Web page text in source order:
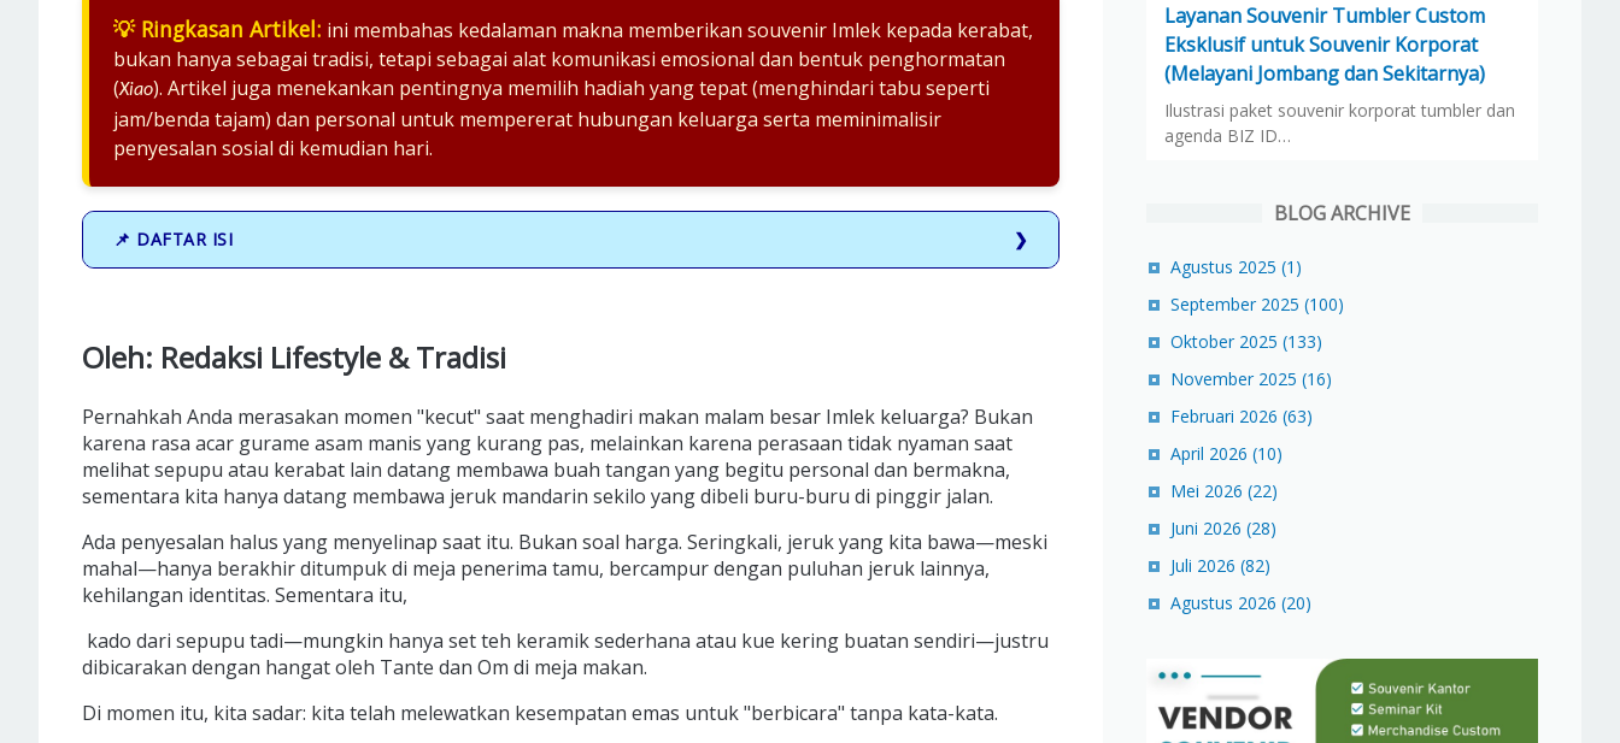
💡 Ringkasan Artikel: ini membahas kedalaman makna memberikan souvenir Imlek kepada kerabat,
bukan hanya sebagai tradisi, tetapi sebagai alat komunikasi emosional dan bentuk penghormatan
(Xiao). Artikel juga menekankan pentingnya memilih hadiah yang tepat (menghindari tabu seperti
jam/benda tajam) dan personal untuk mempererat hubungan keluarga serta meminimalisir
penyesalan sosial di kemudian hari.
📌 DAFTAR ISI
Oleh: Redaksi Lifestyle & Tradisi
Pernahkah Anda merasakan momen "kecut" saat menghadiri makan malam besar Imlek keluarga? Bukan
karena rasa acar gurame asam manis yang kurang pas, melainkan karena perasaan tidak nyaman saat
melihat sepupu atau kerabat lain datang membawa buah tangan yang begitu personal dan bermakna,
sementara kita hanya datang membawa jeruk mandarin sekilo yang dibeli buru-buru di pinggir jalan.
Ada penyesalan halus yang menyelinap saat itu. Bukan soal harga. Seringkali, jeruk yang kita bawa—meski
mahal—hanya berakhir ditumpuk di meja penerima tamu, bercampur dengan puluhan jeruk lainnya,
kehilangan identitas. Sementara itu,
kado dari sepupu tadi—mungkin hanya set teh keramik sederhana atau kue kering buatan sendiri—justru
dibicarakan dengan hangat oleh Tante dan Om di meja makan.
Di momen itu, kita sadar: kita telah melewatkan kesempatan emas untuk "berbicara" tanpa kata-kata.
Layanan Souvenir Tumbler Custom
Eksklusif untuk Souvenir Korporat
(Melayani Jombang dan Sekitarnya)
Ilustrasi paket souvenir korporat tumbler dan
agenda BIZ ID…
BLOG ARCHIVE
Agustus 2025(1)
September 2025(100)
Oktober 2025(133)
November 2025(16)
Februari 2026(63)
April 2026(10)
Mei 2026(22)
Juni 2026(28)
Juli 2026(82)
Agustus 2026(20)